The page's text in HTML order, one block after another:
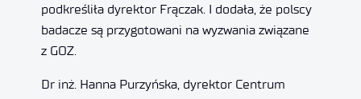
podkreśliła dyrektor Frączak. I dodała, że polscy
badacze są przygotowani na wyzwania związane
z GOZ.
Dr inż. Hanna Purzyńska, dyrektor Centrum